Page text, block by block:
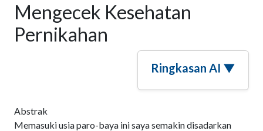
Mengecek Kesehatan
Pernikahan
Ringkasan AI ▼
Abstrak
Memasuki usia paro-baya ini saya semakin disadarkan